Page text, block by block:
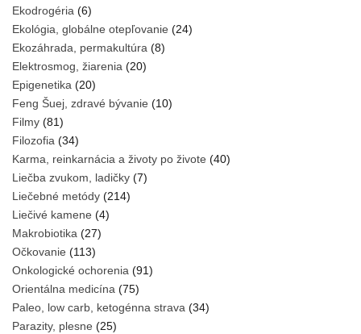
Ekodrogéria (6)
Ekológia, globálne otepľovanie (24)
Ekozáhrada, permakultúra (8)
Elektrosmog, žiarenia (20)
Epigenetika (20)
Feng Šuej, zdravé bývanie (10)
Filmy (81)
Filozofia (34)
Karma, reinkarnácia a životy po živote (40)
Liečba zvukom, ladičky (7)
Liečebné metódy (214)
Liečivé kamene (4)
Makrobiotika (27)
Očkovanie (113)
Onkologické ochorenia (91)
Orientálna medicína (75)
Paleo, low carb, ketogénna strava (34)
Parazity, plesne (25)